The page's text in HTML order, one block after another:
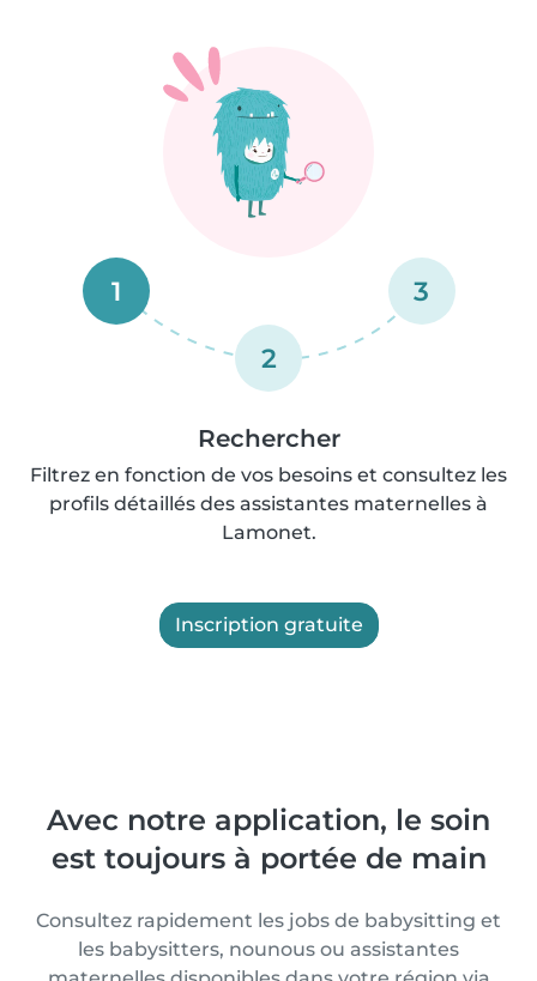
1
2
3
Rechercher
Filtrez en fonction de vos besoins et consultez les
profils détaillés des assistantes maternelles à
Lamonet.
Inscription gratuite
Avec notre application, le soin
est toujours à portée de main
Consultez rapidement les jobs de babysitting et
les babysitters, nounous ou assistantes